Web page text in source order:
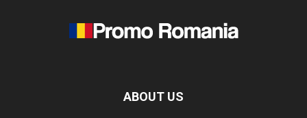
ABOUT US